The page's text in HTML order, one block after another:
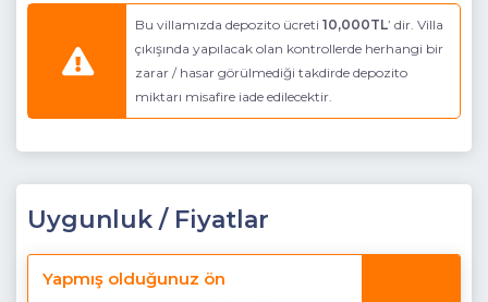
NOT : Villanın son 300 mtlik kısmı , stabilize bir yoldan
Havuz Katı Terası
Barbekü, Güneş şemsiyesi,
Mutfak : Modern Amerikan Mutfak (Zemin Katta)
Detayları
: Buzdolabı, Bulaşık makinesi, Çamaşır makinesi,
Bu villamızda depozito ücreti 10,000TL’ dir. Villa
çıkışında yapılacak olan kontrollerde herhangi bir
zarar / hasar görülmediği takdirde depozito
miktarı misafire iade edilecektir.
Uygunluk / Fiyatlar
Yapmış olduğunuz ön